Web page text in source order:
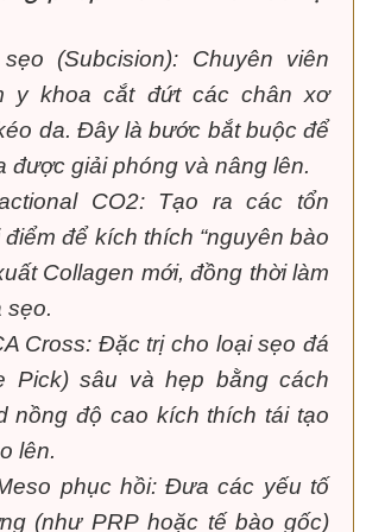
(Subcision): Chuyên viên
y khoa cắt đứt các chân xơ
da. Đây là bước bắt buộc để
được giải phóng và nâng lên.
CO2: Tạo ra các tổn
để kích thích “nguyên bào
Collagen mới, đồng thời làm
sẹo.
Cross: Đặc trị cho loại sẹo đá
Pick) sâu và hẹp bằng cách
nồng độ cao kích thích tái tạo
lên.
phục hồi: Đưa các yếu tố
(như PRP hoặc tế bào gốc)